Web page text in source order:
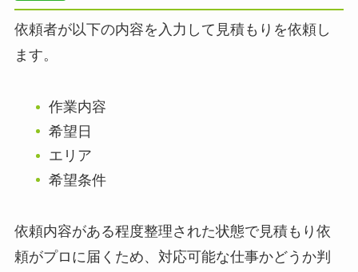
依頼者が以下の内容を入力して見積もりを依頼し
ます。
作業内容
希望日
エリア
希望条件
依頼内容がある程度整理された状態で見積もり依
頼がプロに届くため、対応可能な仕事かどうか判